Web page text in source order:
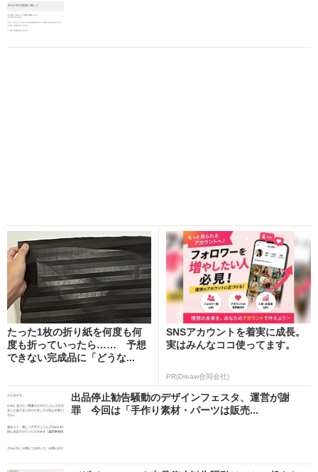
たった1枚の折り紙を何度も何
度も折っていったら…… 予想
できない完成品に「どうな...
SNSアカウントを着実に成長。
実はみんなココ使ってます。
PR(Dreaw合同会社)
出品停止勧告騒動のデザインフェスタ、運営が謝
罪 今回は「手作り素材・パーツは販売...